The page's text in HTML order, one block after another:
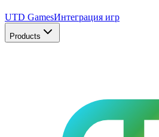
UTD GamesИнтеграция игр
Products